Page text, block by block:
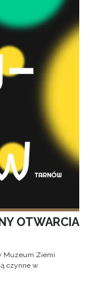
OTWARCIA
Muzeum Ziemi
czynne w